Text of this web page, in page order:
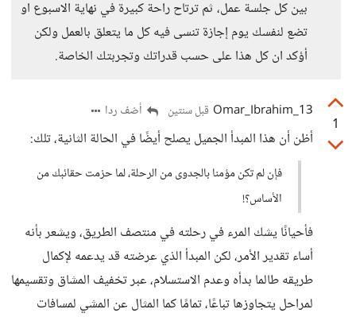
بين كل جلسة عمل، ثم ترتاح راحة كبيرة في نهاية الاسبوع او
تضع لنفسك يوم إجازة تنسى فيه كل ما يتعلق بالعمل ولكن
أؤكد ان كل هذا على حسب قدراتك وتجربتك الخاصة.
1
13_Omar_Ibrahim قبل سنتين أضف ردا
أظن أن هذا المبدأ الجميل يصلح أيضًا في الحالة الثانية، تلك:
فإن لم تكن مؤمنا بالجدوى من الرحلة، لما حزمت حقائبك من
الأساس؟!
فأحيانًا يشك المرء في رحلته في منتصف الطريق، ويشعر بأنه
أساء تقدير الأمر، لكن المبدأ الذي عرضته قد يدعمه لإكمال
طريقه طالما بدأه وعدم الاستسلام، عبر تخفيف المشاق وتقسيمها
لمراحل يتجاوزها تباعًا، تمامًا كما المثال عن المشي لمسافات